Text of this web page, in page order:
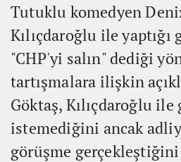
Tutuklu komedyen
Kılıçdaroğlu ile yaptığı
"CHP'yi salın" dediği
tartışmalara ilişkin
Göktaş, Kılıçdaroğlu ile
istemediğini ancak
görüşme